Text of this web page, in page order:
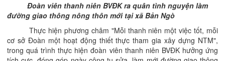
Đoàn viên thanh niên BVĐK ra quân tình nguyện làm
đường giao thông nông thôn mới tại xã Bản Ngò
Thực hiện phương châm "Mỗi thanh niên một việc tốt, mỗi
cơ sở Đoàn một hoạt động thiết thực tham gia xây dựng NTM",
trong quá trình thực hiện đoàn viên thanh niên BVĐK hưởng ứng